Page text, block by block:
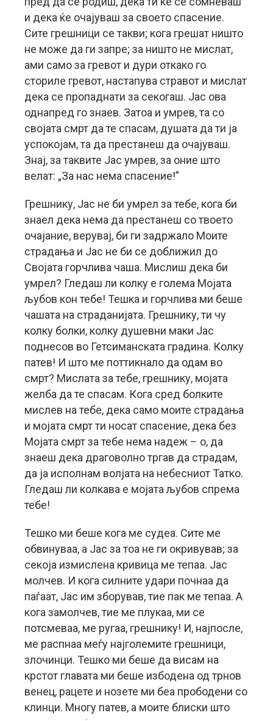
и дека ќе очајуваш за своето спасение.
Сите грешници се такви; кога грешат ништо
не може да ги запре; за ништо не мислат,
ами само за гревот и дури откако го
сториле гревот, настапува стравот и мислат
дека се пропаднати за секогаш. Јас ова
однапред го знаев. Затоа и умрев, та со
својата смрт да те спасам, душата да ти ја
успокојам, та да престанеш да очајуваш.
Знај, за таквите Јас умрев, за оние што
велат: „За нас нема спасение!”
Грешнику, Јас не би умрел за тебе, кога би
знаел дека нема да престанеш со твоето
очајание, верувај, би ги задржало Моите
страдања и Јас не би се доближил до
Својата горчлива чаша. Мислиш дека би
умрел? Гледаш ли колку е голема Мојата
љубов кон тебе! Тешка и горчлива ми беше
чашата на страданијата. Грешнику, ти чу
колку болки, колку душевни маки Јас
поднесов во Гетсиманската градина. Колку
патев! И што ме поттикнало да одам во
смрт? Мислата за тебе, грешнику, мојата
желба да те спасам. Кога сред болките
мислев на тебе, дека само моите страдања
и мојата смрт ти носат спасение, дека без
Мојата смрт за тебе нема надеж – о, да
знаеш дека драговолно тргав да страдам,
да ја исполнам волјата на небесниот Татко.
Гледаш ли колкава е мојата љубов спрема
тебе!
Тешко ми беше кога ме судеа. Сите ме
обвинуваа, а Јас за тоа не ги окривував; за
секоја измислена кривица ме тепаа. Јас
молчев. И кога силните удари почнаа да
паѓаат, Јас им зборував, тие пак ме тепаа. А
кога замолчев, тие ме плукаа, ми се
потсмеваа, ме ругаа, грешнику! И, најпосле,
ме распнаа меѓу најголемите грешници,
злочинци. Тешко ми беше да висам на
крстот главата ми беше избодена од трнов
венец, рацете и нозете ми беа прободени со
клинци. Многу патев, а моите блиски што